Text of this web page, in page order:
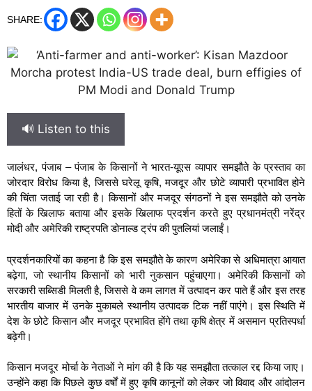
SHARE:
🔊 Listen to this
जालंधर, पंजाब – पंजाब के किसानों ने भारत-यूएस व्यापार समझौते के प्रस्ताव का
जोरदार विरोध किया है, जिससे घरेलू कृषि, मजदूर और छोटे व्यापारी प्रभावित होने
की चिंता जताई जा रही है। किसानों और मजदूर संगठनों ने इस समझौते को उनके
हितों के खिलाफ बताया और इसके खिलाफ प्रदर्शन करते हुए प्रधानमंत्री नरेंद्र
मोदी और अमेरिकी राष्ट्रपति डोनाल्ड ट्रंप की पुतलियां जलाईं।
प्रदर्शनकारियों का कहना है कि इस समझौते के कारण अमेरिका से अधिमात्रा आयात
बढ़ेगा, जो स्थानीय किसानों को भारी नुकसान पहुंचाएगा। अमेरिकी किसानों को
सरकारी सब्सिडी मिलती है, जिससे वे कम लागत में उत्पादन कर पाते हैं और इस तरह
भारतीय बाजार में उनके मुकाबले स्थानीय उत्पादक टिक नहीं पाएंगे। इस स्थिति में
देश के छोटे किसान और मजदूर प्रभावित होंगे तथा कृषि क्षेत्र में असमान प्रतिस्पर्धा
बढ़ेगी।
किसान मजदूर मोर्चा के नेताओं ने मांग की है कि यह समझौता तत्काल रद्द किया जाए।
उन्होंने कहा कि पिछले कुछ वर्षों में हुए कृषि कानूनों को लेकर जो विवाद और आंदोलन